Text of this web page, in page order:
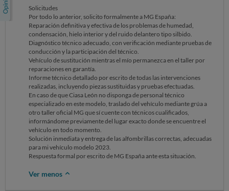
Solicitudes
Por todo lo anterior, solicito formalmente a MG España:
Reparación definitiva y efectiva de los problemas de humedad,
condensación, hielo interior y del ruido delantero tipo silbido.
Diagnóstico técnico adecuado, con verificación mediante pruebas de
conducción y la participación del técnico.
Vehículo de sustitución mientras el mío permanezca en el taller por
reparaciones en garantía.
Informe técnico detallado por escrito de todas las intervenciones
realizadas, incluyendo piezas sustituidas y pruebas efectuadas.
En caso de que Ciasa León no disponga de personal técnico
especializado en este modelo, traslado del vehículo mediante grúa a
otro taller oficial MG que sí cuente con técnicos cualificados,
informándome previamente del lugar exacto donde se encuentre el
vehículo en todo momento.
Solución inmediata y entrega de las alfombrillas correctas, adecuadas
para mi vehículo modelo 2023.
Respuesta formal por escrito de MG España ante esta situación.
Ver menos